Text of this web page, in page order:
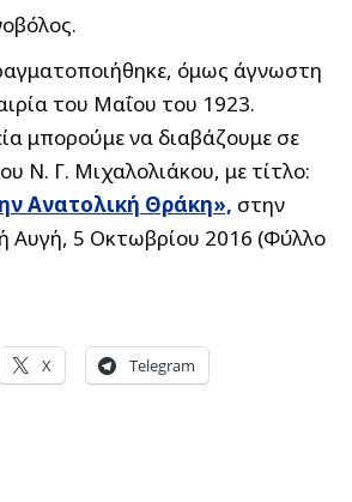
όμως άγνωστη
του Μαΐου του 1923.
μπορούμε να διαβάζουμε σε
Ν. Γ. Μιχαλολιάκου, με τίτλο:
Ανατολική Θράκη», στην
Αυγή, 5 Οκτωβρίου 2016 (Φύλλο
X Telegram